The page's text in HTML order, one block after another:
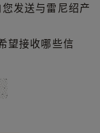
发送与雷尼绍产
望接收哪些信